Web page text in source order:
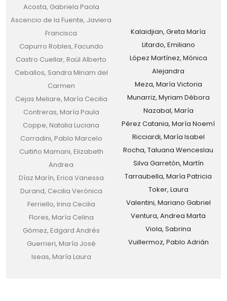
Acosta, Gabriela Paola
Ascencio de la Fuente, Javiera
Francisca
Capurro Robles, Facundo
Castro Cuellar, Raúl Alberto
Ceballos, Sandra Miriam del
Carmen
Cejas Meliare, María Cecilia
Contreras, María Paula
Coppe, Natalia Luciana
Corradini, Pablo Marcelo
Cuitiño Mamani, Elizabeth
Andrea
Díaz Marín, Erica Vanessa
Durand, Cecilia Verónica
Ferriello, Irina Cecilia
Flores, María Celina
Gómez, Edgard Andrés
Guerrieri, María José
Iseas, María Laura
Kalaidjian, Greta María
Litardo, Emiliano
López Martínez, Mónica
Alejandra
Meza, María Victoria
Munarriz, Myriam Débora
Nazabal, María
Pérez Catania, María Noemí
Ricciardi, María Isabel
Rocha, Taluana Wenceslau
Silva Garretón, Martín
Tarraubella, María Patricia
Toker, Laura
Valentini, Mariano Gabriel
Ventura, Andrea Marta
Viola, Sabrina
Vuillermoz, Pablo Adrián